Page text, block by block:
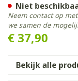
€ 37,90
Niet
Neem contact op
we samen de
Bekijk alle